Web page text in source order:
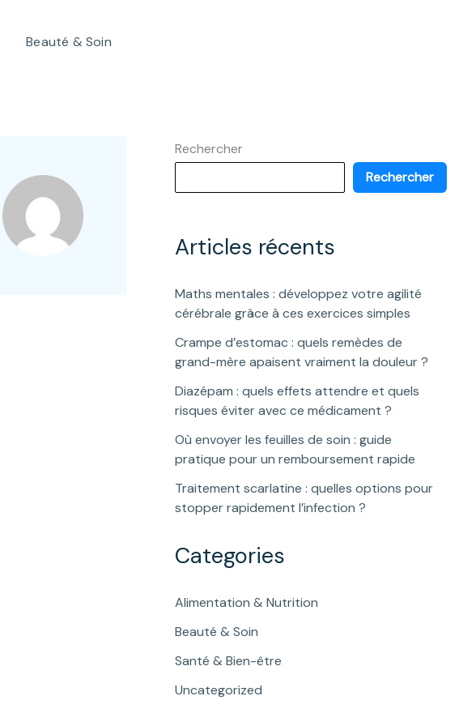
Beauté & Soin
Rechercher
Rechercher
Articles récents
Maths mentales : développez votre agilité
cérébrale grâce à ces exercices simples
Crampe d’estomac : quels remèdes de
grand-mère apaisent vraiment la douleur ?
Diazépam : quels effets attendre et quels
risques éviter avec ce médicament ?
Où envoyer les feuilles de soin : guide
pratique pour un remboursement rapide
Traitement scarlatine : quelles options pour
stopper rapidement l’infection ?
Categories
Alimentation & Nutrition
Beauté & Soin
Santé & Bien-être
Uncategorized